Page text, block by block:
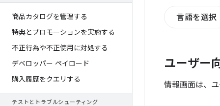
商品カタログを管理する
特典とプロモーションを実施する
不正行為や不正使用に対処する
デベロッパー ペイロード
購入履歴をクエリする
テストとトラブルシューティング
言語を選択
ユーザー
情報画面は、